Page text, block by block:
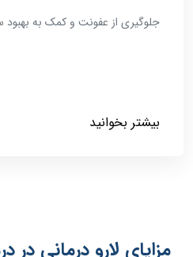
جلوگیری از عفونت و کمک به
بیشتر بخوانید
مزایای لارو درمانی